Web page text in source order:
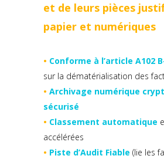
et de leurs pièces
papier et numériques
• Conforme à l’article A102
sur la dématérialisation des
• Archivage numérique
sécurisé
• Classement automatique
accélérées
• Piste d’Audit Fiable (lie les